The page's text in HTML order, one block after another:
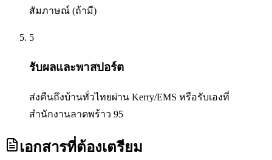
สัมภาษณ์ (ถ้ามี)
5
รับผลและพาสปอร์ต
ส่งคืนถึงบ้านทั่วไทยผ่าน Kerry/EMS หรือรับเองที่
สำนักงานลาดพร้าว 95
เอกสารที่ต้องเตรียม